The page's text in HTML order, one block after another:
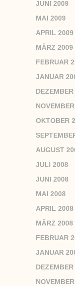
JUNI 2009
MAI 2009
APRIL 2009
MÄRZ 2009
FEBRUAR
JANUAR
OKTOBER
AUGUST
JULI 2008
JUNI 2008
MAI 2008
APRIL 2008
MÄRZ 2008
FEBRUAR
JANUAR